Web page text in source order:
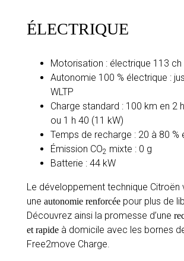
ÉLECTRIQUE
Motorisation : électrique 113 ch
Autonomie 100 % électrique :
WLTP
Charge standard : 100 km en 2
ou 1 h 40 (11 kW)
Temps de recharge : 20 à 80 %
Émission CO2 mixte : 0 g
Batterie : 44 kW
Le développement technique Citroën
une autonomie renforcée pour plus de
Découvrez ainsi la promesse d’une
et rapide à domicile avec les bornes
Free2move Charge.